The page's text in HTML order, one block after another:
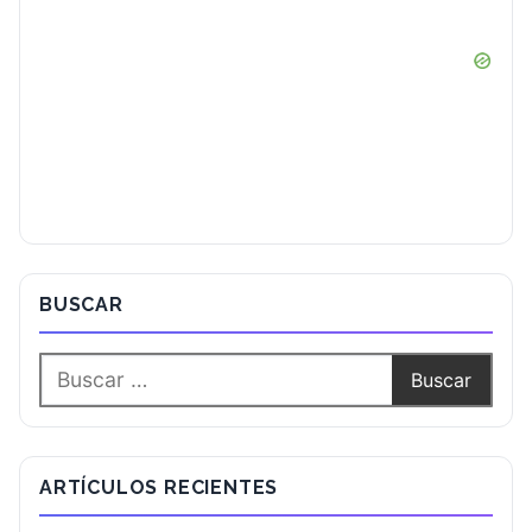
BUSCAR
ARTÍCULOS RECIENTES